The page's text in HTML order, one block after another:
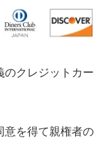
のクレジットカー
意を得て親権者の